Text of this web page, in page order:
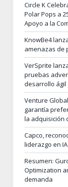
Circle K
Polar Pops a
Apoyo a la
KnowBe4
amenazas de
VerSprite
pruebas
desarrollo
Venture
garantía
la adquisición
Capco,
liderazgo en
Resumen:
Optimization
demanda